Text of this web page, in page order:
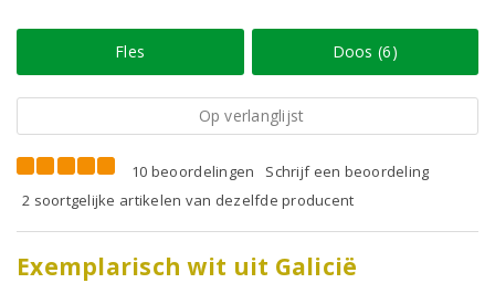
Fles Doos (6)
Op verlanglijst
10 beoordelingen
Schrijf een beoordeling
2 soortgelijke artikelen van dezelfde producent
Exemplarisch wit uit Galicië